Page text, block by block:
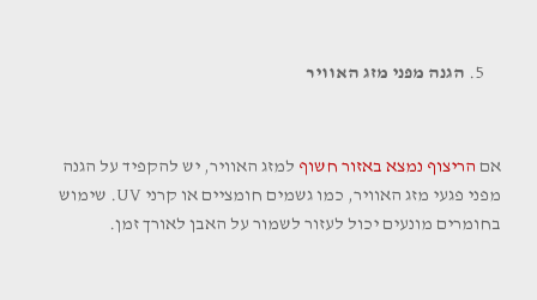
הגנה מפני מזג האוויר
אם הריצוף נמצא באזור חשוף למזג האוויר, יש להקפיד על הגנה
מפני פגעי מזג האוויר, כמו גשמים חומציים או קרני UV. שימוש
בחומרים מונעים יכול לעזור לשמור על האבן לאורך זמן.